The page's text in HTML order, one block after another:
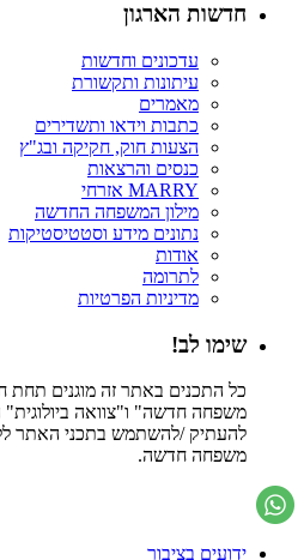
חדשות הארגון
עדכונים וחדשות
עיתונות ותקשורת
מאמרים
כתבות וידאו ותשדירים
הצעות חוק, חקיקה ובג"ץ
כנסים והרצאות
MARRY אזרחי
מילון המשפחה החדשה
נתונים מידע וסטטיסטיקות
אודות
לתרומה
מדיניות הפרטיות
שימו לב!
כל התכנים באתר זה מוגנים תחת
משפחה חדשה" ו"צוואה ביולוגית"
להעתיק /להשתמש בתכני האתר
משפחה חדשה.
ידועים בציבור